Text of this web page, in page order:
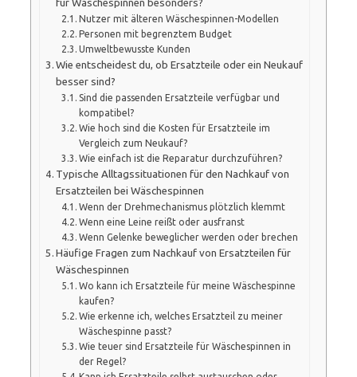
für Wäschespinnen besonders?
Nutzer mit älteren Wäschespinnen-Modellen
Personen mit begrenztem Budget
Umweltbewusste Kunden
Wie entscheidest du, ob Ersatzteile oder ein Neukauf
besser sind?
Sind die passenden Ersatzteile verfügbar und
kompatibel?
Wie hoch sind die Kosten für Ersatzteile im
Vergleich zum Neukauf?
Wie einfach ist die Reparatur durchzuführen?
Typische Alltagssituationen für den Nachkauf von
Ersatzteilen bei Wäschespinnen
Wenn der Drehmechanismus plötzlich klemmt
Wenn eine Leine reißt oder ausfranst
Wenn Gelenke beweglicher werden oder brechen
Häufige Fragen zum Nachkauf von Ersatzteilen für
Wäschespinnen
Wo kann ich Ersatzteile für meine Wäschespinne
kaufen?
Wie erkenne ich, welches Ersatzteil zu meiner
Wäschespinne passt?
Wie teuer sind Ersatzteile für Wäschespinnen in
der Regel?